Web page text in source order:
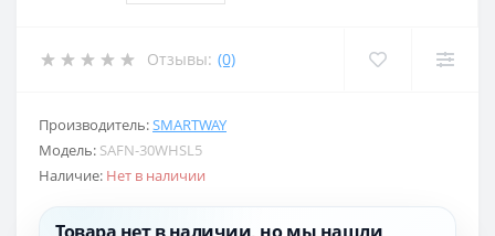
Отзывы: (0)
Производитель:SMARTWAY
Модель: SAFN-30WHSL5
Наличие: Нет в наличии
Товара нет в наличии, но мы нашли